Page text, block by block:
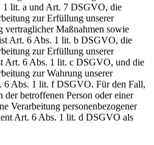
lit. a und Art. 7 DSGVO, die
zur Erfüllung unserer
vertraglicher Maßnahmen sowie
Art. 6 Abs. 1 lit. b DSGVO, die
zur Erfüllung unserer
Art. 6 Abs. 1 lit. c DSGVO, und die
zur Wahrung unserer
6 Abs. 1 lit. f DSGVO. Für den Fall,
der betroffenen Person oder einer
Verarbeitung personenbezogener
Art. 6 Abs. 1 lit. d DSGVO als